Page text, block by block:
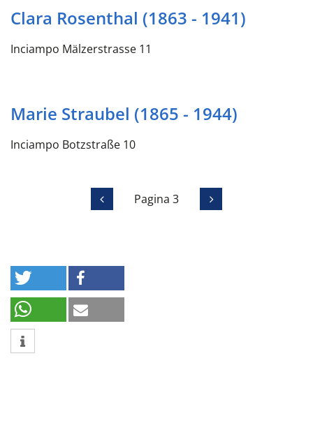
Clara Rosenthal (1863 - 1941)
Inciampo Mälzerstrasse 11
Marie Straubel (1865 - 1944)
Inciampo Botzstraße 10
Pagina 3